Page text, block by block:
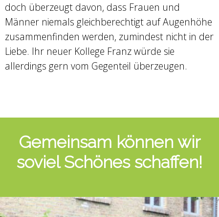
doch überzeugt davon, dass Frauen und
Männer niemals gleichberechtigt auf Augenhöhe
zusammenfinden werden, zumindest nicht in der
Liebe. Ihr neuer Kollege Franz würde sie
allerdings gern vom Gegenteil überzeugen.
Gemeinsam können wir
soviel Schönes schaffen!